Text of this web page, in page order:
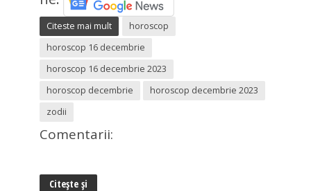
Citeste mai mult
horoscop
horoscop 16 decembrie
horoscop 16 decembrie 2023
horoscop decembrie
horoscop decembrie 2023
zodii
Comentarii:
Citește și